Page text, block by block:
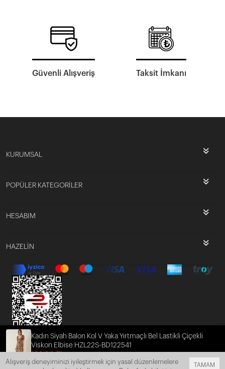
Kadın Siyah Balon Kol V Yaka Yırtmaçlı Bel Lastikli Çiçekli
Viskon Elbise HZL22S-BD122541
169,92 TL
Güvenli Alışveriş Taksit İmkanı
KURUMSAL
POPÜLER KATEGORİLER
HESABIM
HAZELİN
TAMAM
Alışveriş deneyiminizi iyileştirmek için yasal düzenlemelere